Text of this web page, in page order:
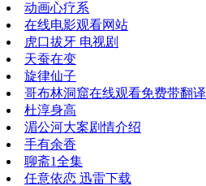
动画心疗系
在线电影观看网站
虎口拔牙 电视剧
天蚕在变
旋律仙子
哥布林洞窟在线观看免费带翻译
杜淳身高
湄公河大案剧情介绍
手有余香
聊斋1全集
任意依恋 迅雷下载